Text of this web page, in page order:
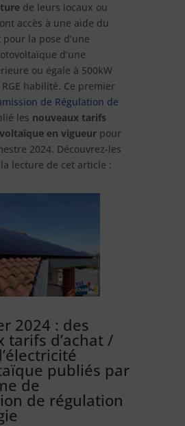
de leurs locaux ou
accès à une aide du
la pose d’une
d’une
ou égale à 500kW
habilité. Ce premier
de Régulation de
les nouveaux tarifs
en vigueurpour
2024. Découvrez-les
lecture de cet article :
2024 : des
tarifs d’achat /
publiés par
de
de régulation